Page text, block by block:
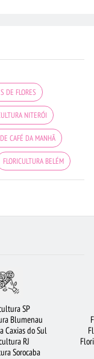
DE FLORES
NITERÓI
CAFÉ DA MANHÃ
FLORICULTURA BELÉM
FLORICULTURA RECIFE
FLORICULTURA GOIÂNIA
ARRANJO DE FLORES
SP
Blumenau
Caxias do Sul
RJ
Sorocaba